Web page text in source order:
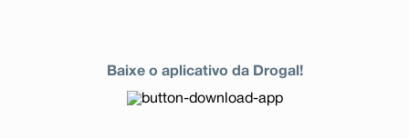
Baixe o aplicativo da Drogal!